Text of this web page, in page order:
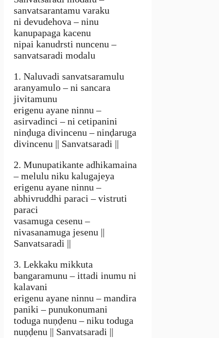
sanvatsarantamu varaku
ni devudehova – ninu
kanupapaga kacenu
nipai kanudrsti nuncenu –
sanvatsaradi modalu
1. Naluvadi sanvatsaramulu
aranyamulo – ni sancara
jivitamunu
erigenu ayane ninnu –
asirvadinci – ni cetipanini
ninḍuga divincenu – ninḍaruga
divincenu || Sanvatsaradi ||
2. Munupatikante adhikamaina
– melulu niku kalugajeya
erigenu ayane ninnu –
abhivruddhi paraci – vistruti
paraci
vasamuga cesenu –
nivasanamuga jesenu ||
Sanvatsaradi ||
3. Lekkaku mikkuta
bangaramunu – ittadi inumu ni
kalavani
erigenu ayane ninnu – mandira
paniki – punukonumani
toduga nuṇḍenu – niku toduga
nuṇḍenu || Sanvatsaradi ||